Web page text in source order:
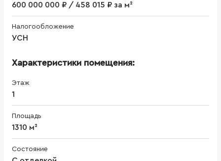
600 000 000 ₽ / 458 015 ₽ за м²
Налогообложение
УСН
Характеристики помещения:
Этаж
1
Площадь
1310 м²
Состояние